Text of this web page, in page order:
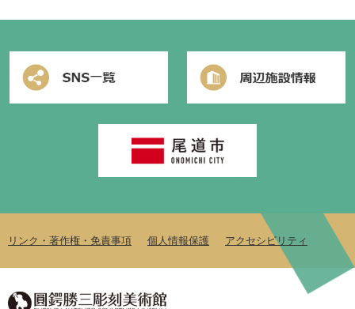
リンク・著作権・免責事項 個人情報保護 アクセシビリティ